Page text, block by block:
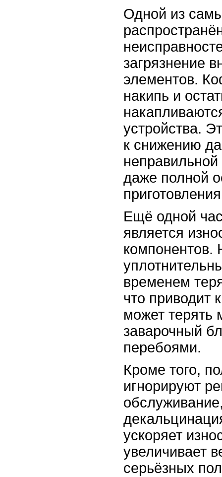
Одной из
загрязнение
элементов.
накипь и
устройства.
к снижению
даже полной
Ещё одной
является
компонентов.
временем
что приводит
может терять
заварочный
перебоями.
Кроме того,
игнорируют
ускоряет
увеличивает
серьёзных